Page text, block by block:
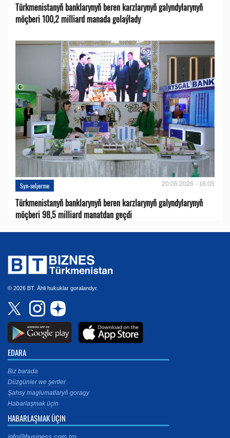
Türkmenistanyň banklarynyň beren karzlarynyň galyndylarynyň
möçberi 100,2 milliard manada golaýlady
Syn-seljerme 20.05.2026 - 16:05
Türkmenistanyň banklarynyň beren karzlarynyň galyndylarynyň
möçberi 98,5 milliard manatdan geçdi
© 2026 BT. Ähli hukuklar goralandyr.
EDARA
Biz barada
Düzgünler we şertler
Şahsy maglumatlaryň goragy
Habarlaşmak üçin
HABARLAŞMAK ÜÇIN